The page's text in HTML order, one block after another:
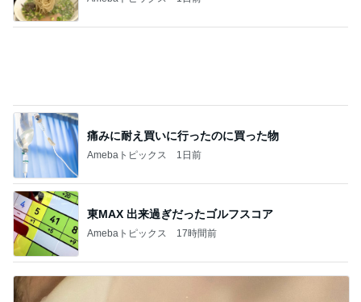
痛みに耐え買いに行ったのに買った物
Amebaトピックス 1日前
東MAX 出来過ぎだったゴルフスコア
Amebaトピックス 17時間前